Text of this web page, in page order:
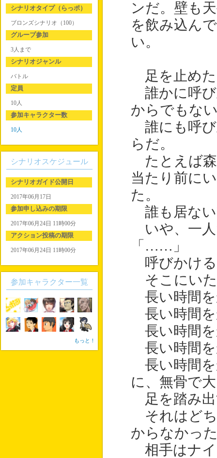
ンだ。壁も
を飲み込ん
い。
足を止め
誰かに呼び
からでもな
誰にも呼び
らだ。
たとえば森
当たり前に
た。
誰も居ない
いや、一
「……」
呼びかける
そこにい
長い時間を
長い時間を
長い時間を
長い時間を
長い時間を
に、無骨で
足を踏み
それはどち
からなかっ
相手はナイ
シナリオタイプ（らっポ）
ブロンズシナリオ（100）
グループ参加
3人まで
シナリオジャンル
バトル
定員
10人
参加キャラクター数
10人
シナリオスケジュール
シナリオガイド公開日
2017年06月17日
参加申し込みの期限
2017年06月24日 11時00分
アクション投稿の期限
2017年06月24日 11時00分
参加キャラクター一覧
もっと！